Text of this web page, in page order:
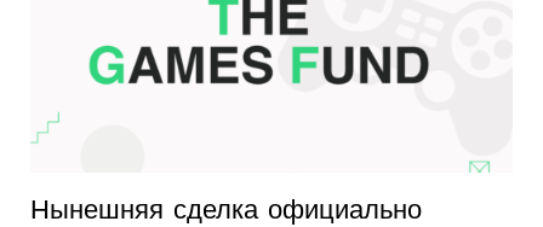
Нынешняя сделка официально